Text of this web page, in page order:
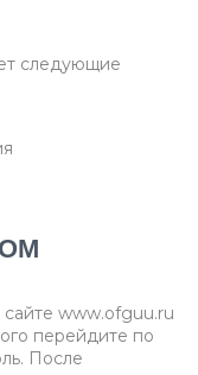
следующие
www.ofguu.ru
перейдите по
После